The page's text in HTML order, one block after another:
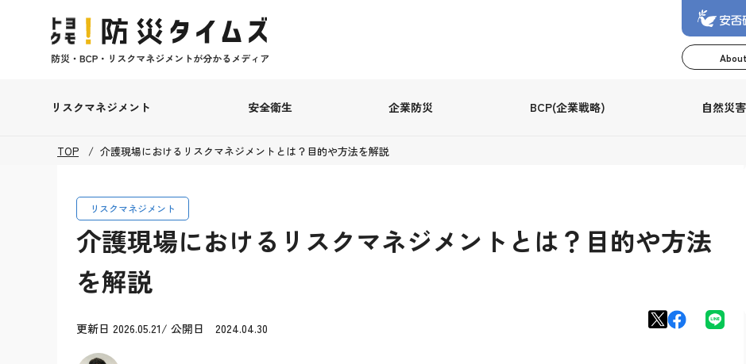
About
リスクマネジメント 安全衛生 企業防災 BCP(企業戦略) 自然災害
TOP 介護現場におけるリスクマネジメントとは？目的や方法を解説
リスクマネジメント
介護現場におけるリスクマネジメントとは？目的や方法
を解説
更新日 2026.05.21/ 公開日 2024.04.30